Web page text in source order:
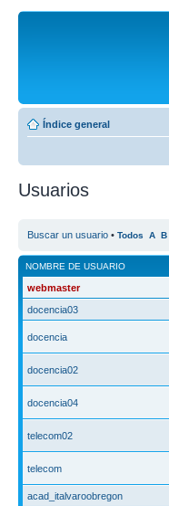
Índice general
Usuarios
Buscar un usuario • Todos A B
NOMBRE DE USUARIO
webmaster
docencia03
docencia
docencia02
docencia04
telecom02
telecom
acad_italvaroobregon